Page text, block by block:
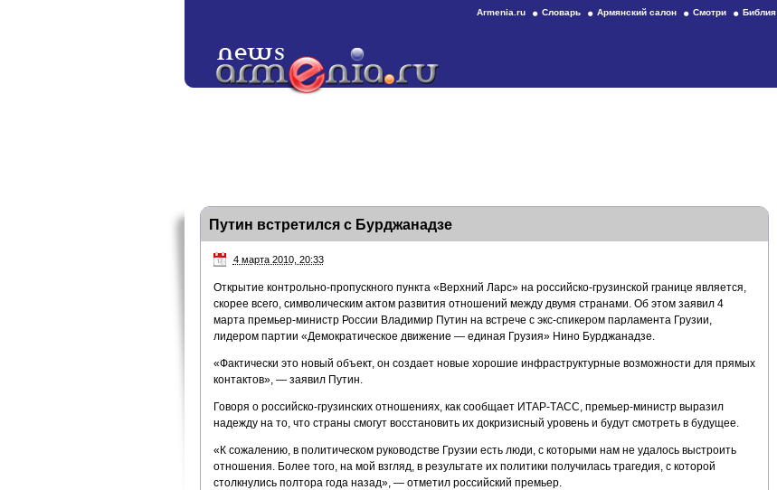
Armenia.ru Словарь Армянский салон Смотри Библия
Путин встретился с Бурджанадзе
4 марта 2010, 20:33
Открытие контрольно-пропускного пункта «Верхний Ларс» на российско-грузинской границе является,
скорее всего, символическим актом развития отношений между двумя странами. Об этом заявил 4
марта премьер-министр России Владимир Путин на встрече с экс-спикером парламента Грузии,
лидером партии «Демократическое движение — единая Грузия» Нино Бурджанадзе.
«Фактически это новый объект, он создает новые хорошие инфраструктурные возможности для прямых
контактов», — заявил Путин.
Говоря о российско-грузинских отношениях, как сообщает ИТАР-ТАСС, премьер-министр выразил
надежду на то, что страны смогут восстановить их докризисный уровень и будут смотреть в будущее.
«К сожалению, в политическом руководстве Грузии есть люди, с которыми нам не удалось выстроить
отношения. Более того, на мой взгляд, в результате их политики получилась трагедия, с которой
столкнулись полтора года назад», — отметил российский премьер.